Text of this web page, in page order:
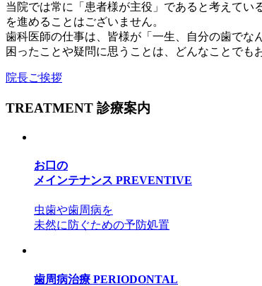
当院では常に「患者様が主役」であると考えて
を進めることはございません。
歯科医師の仕事は、皆様が「一生、自分の歯でな
困ったことや疑問に思うことは、どんなことでも
院長ご挨拶
TREATMENT 診療案内
お口の
メインテナンス PREVENTIVE
虫歯や歯周病を
未然に防ぐための予防処置
歯周病治療 PERIODONTAL